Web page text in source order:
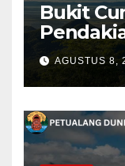
Bukit
AGUSTUS 8,